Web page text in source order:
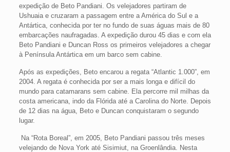
expedição de Beto Pandiani. Os velejadores partiram de
Ushuaia e cruzaram a passagem entre a América do Sul e a
Antártica, conhecida por ter no fundo de suas águas mais de 80
embarcações naufragadas. A expedição durou 45 dias e com ela
Beto Pandiani e Duncan Ross os primeiros velejadores a chegar
à Península Antártica em um barco sem cabine.
Após as expedições, Beto encarou a regata “Atlantic 1.000”, em
2004. A regata é conhecida por ser a mais longa e difícil do
mundo para catamarans sem cabine. Ela percorre mil milhas da
costa americana, indo da Flórida até a Carolina do Norte. Depois
de 12 dias na água, Beto e Duncan conquistaram o segundo
lugar.
Na “Rota Boreal”, em 2005, Beto Pandiani passou três meses
velejando de Nova York até Sisimiut, na Groenlândia. Nesta